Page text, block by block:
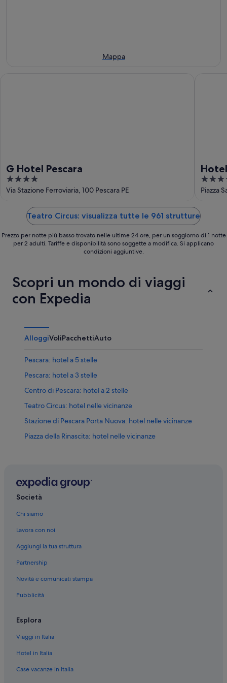
Mappa
G Hotel Pescara
4
out
Via Stazione Ferroviaria, 100 Pescara PE
4
out
5
Piazza
Teatro Circus: visualizza tutte le 961 strutture
Prezzo per notte più basso trovato nelle ultime 24 ore, per un soggiorno di 1 notte
per 2 adulti. Tariffe e disponibilità sono soggette a modifica. Si applicano
condizioni aggiuntive.
Scopri un mondo di viaggi
con Expedia
AlloggiVoliPacchettiAuto
Pescara: hotel a 5 stelle
Pescara: hotel a 3 stelle
Centro di Pescara: hotel a 2 stelle
Teatro Circus: hotel nelle vicinanze
Stazione di Pescara Porta Nuova: hotel nelle vicinanze
Piazza della Rinascita: hotel nelle vicinanze
Pescara: hotel
Museo d'Arte Moderna Vittoria Colonna: hotel nelle
Pescara: Hotel con animali ammessi
Pescara: Hotel con piscina
Pescara: Hotel con bar
Pescara: Hotel ecosostenibili
Pescara: Hotel economici
Società
Chi siamo
Lavora con noi
Aggiungi la tua struttura
Partnership
Novità e comunicati stampa
Pubblicità
Esplora
Viaggi in Italia
Hotel in Italia
Case vacanze in Italia